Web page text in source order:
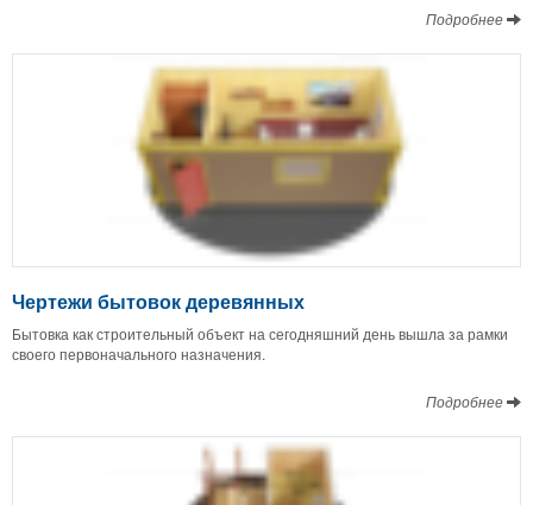
Подробнее
Чертежи бытовок деревянных
Бытовка как строительный объект на сегодняшний день вышла за рамки
своего первоначального назначения.
Подробнее